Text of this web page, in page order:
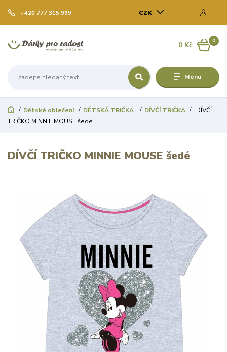
Menu
CZK
+420 777 315 999
0
0 Kč
Dětské oblečení DĚTSKÁ TRIČKA DÍVČÍ TRIČKA
DÍVČÍ
TRIČKO MINNIE MOUSE šedé
DÍVČÍ TRIČKO MINNIE MOUSE šedé